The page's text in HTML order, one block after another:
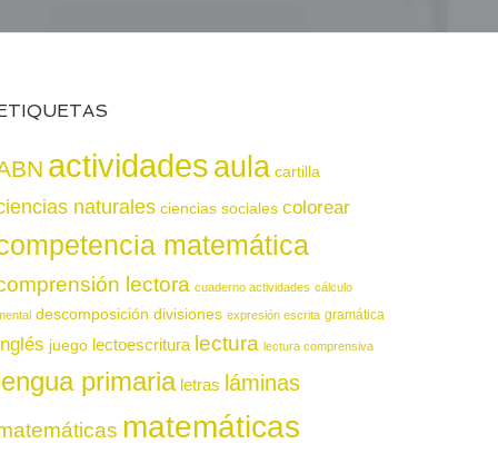
actividadesaula cartilla
naturales ciencias sociales colorear
matemática
lectora cuaderno actividades cálculo
descomposición divisiones expresión escrita gramática
juego lectoescritura lectura lectura comprensiva
primaria letras láminas
matemáticas